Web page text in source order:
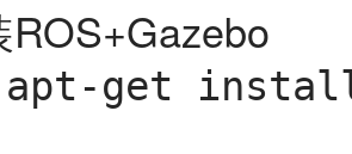
ROS+Gazebo
apt-get